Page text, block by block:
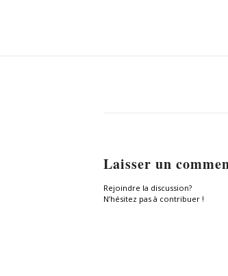
Laisser un
Rejoindre la discussion?
N’hésitez pas à contribuer !